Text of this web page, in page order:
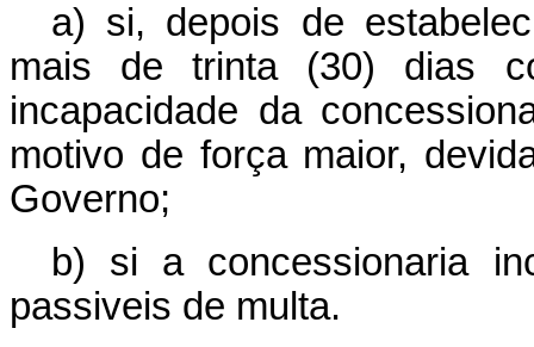
a) si, depois de
mais de trinta (30) dias
incapacidade da
motivo de força maior,
Governo;
b) si a concessionaria
passiveis de multa.